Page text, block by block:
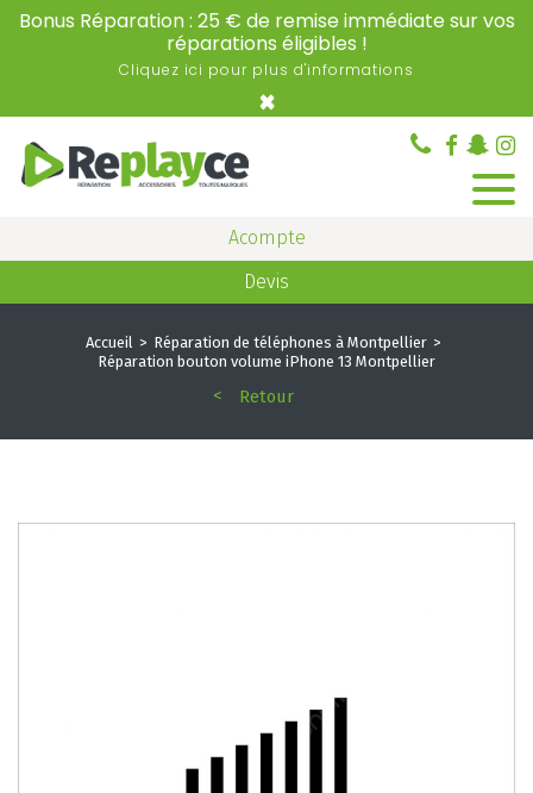
Bonus Réparation : 25 € de remise immédiate sur vos
réparations éligibles !
Cliquez ici pour plus d'informations
×
Acompte
Devis
Accueil
Réparation de téléphones à Montpellier
Réparation bouton volume iPhone 13 Montpellier
Retour